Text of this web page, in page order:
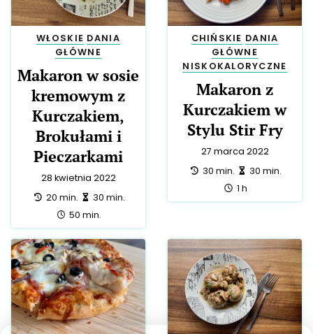
WŁOSKIE DANIA
GŁÓWNE
Makaron w sosie
kremowym z
Kurczakiem,
Brokułami i
Pieczarkami
28 kwietnia 2022
przygotowanie:
20 min. zrobienie:
30 min.
całość:
50 min.
CHIŃSKIE DANIA
GŁÓWNE
NISKOKALORYCZNE
Makaron z
Kurczakiem w
Stylu Stir Fry
27 marca 2022
przygotowanie:
30 min. zrobienie:
30 min.
całość:
1 h